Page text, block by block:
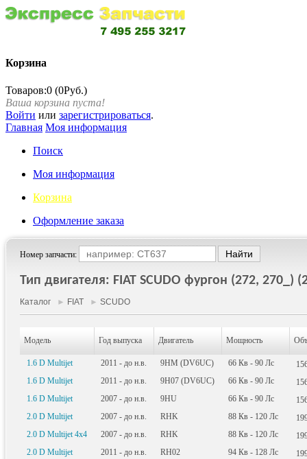
Корзина
Товаров:0 (0Руб.)
Ваша корзина пуста!
Войти или зарегистрироваться.
Главная Моя информация
Поиск
Моя информация
Корзина
Оформление заказа
Номер запчасти:
Тип двигателя: FIAT SCUDO фургон (272, 270_)
Каталог ► FIAT ► SCUDO
Модель Год выпуска Двигатель Мощность
1.6 D Multijet 2011 - до н.в. 9HM (DV6UC) 66 Кв - 90 Лс
1.6 D Multijet
2011 - до н.в. 9H07 (DV6UC) 66 Кв - 90 Лс
1.6 D Multijet
2007 - до н.в. 9HU 66 Кв - 90 Лс
2.0 D Multijet
2007 - до н.в. RHK 88 Кв - 120 Лс
2.0 D Multijet 4x4
2007 - до н.в. RHK 88 Кв - 120 Лс
2.0 D Multijet
2011 - до н.в. RH02 94 Кв - 128 Лс